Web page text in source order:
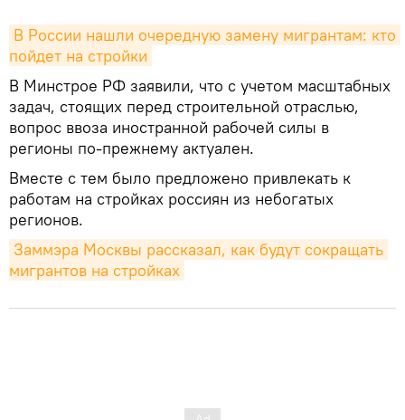
В России нашли очередную замену мигрантам: кто
пойдет на стройки
В Минстрое РФ заявили, что с учетом масштабных
задач, стоящих перед строительной отраслью,
вопрос ввоза иностранной рабочей силы в
регионы по-прежнему актуален.
Вместе с тем было предложено привлекать к
работам на стройках россиян из небогатых
регионов.
Заммэра Москвы рассказал, как будут сокращать
мигрантов на стройках